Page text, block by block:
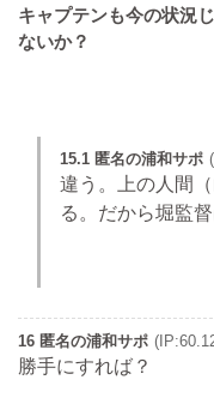
キャプテンも今の状況
ないか？
15.1 匿名の浦和サポ
違う。上の人間
る。だから堀監
16 匿名の浦和サポ
勝手にすれば？